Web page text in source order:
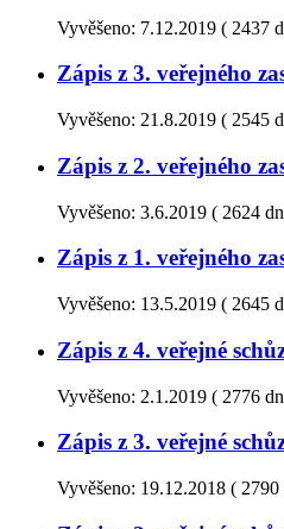
Vyvěšeno: 7.12.2019 ( 2437
Zápis z 3. veřejného
Vyvěšeno: 21.8.2019 ( 2545
Zápis z 2. veřejného
Vyvěšeno: 3.6.2019 ( 2624
Zápis z 1. veřejného
Vyvěšeno: 13.5.2019 ( 2645
Zápis z 4. veřejné
Vyvěšeno: 2.1.2019 ( 2776
Zápis z 3. veřejné
Vyvěšeno: 19.12.2018 (